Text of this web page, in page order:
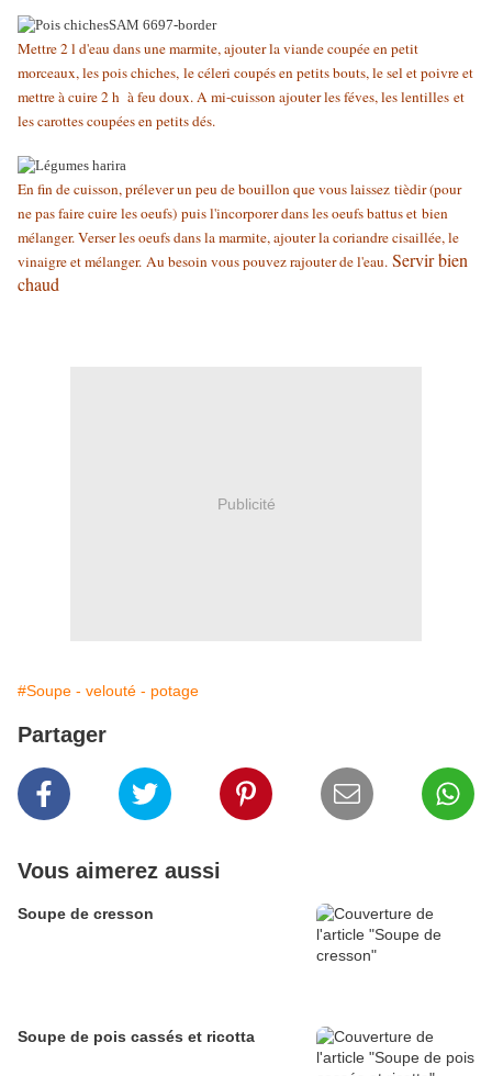
Mettre 2 l d'eau dans une marmite, ajouter la viande coupée en petit
morceaux, les pois chiches, le céleri coupés en petits bouts, le sel et poivre et
mettre à cuire 2 h à feu doux. A mi-cuisson ajouter les féves, les lentilles et
les carottes coupées en petits dés.
En fin de cuisson, prélever un peu de bouillon que vous laissez tièdir (pour
ne pas faire cuire les oeufs) puis l'incorporer dans les oeufs battus et bien
mélanger. Verser les oeufs dans la marmite, ajouter la coriandre cisaillée, le
vinaigre et mélanger. Au besoin vous pouvez rajouter de l'eau. Servir bien
chaud
Publicité
#Soupe - velouté - potage
Partager
Vous aimerez aussi
Soupe de cresson
Soupe de pois cassés et ricotta